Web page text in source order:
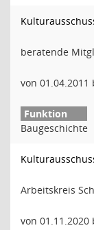
beratende
von 01.04.2011
Baugeschichte
Arbeitskreis
von 01.11.2020